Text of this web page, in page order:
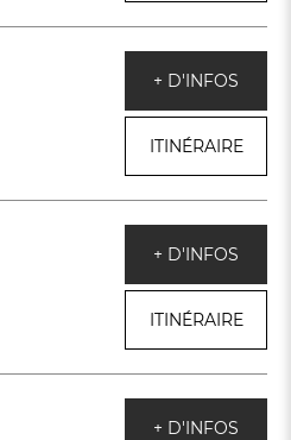
AT
CH
+ D'INFOS
ITINÉRAIRE
+ D'INFOS
ITINÉRAIRE
+ D'INFOS